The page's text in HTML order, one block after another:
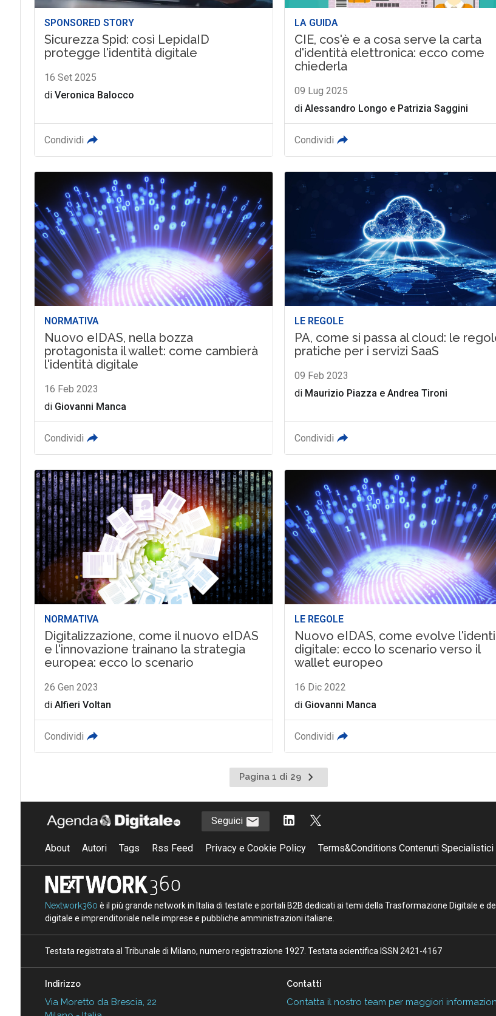
SPONSORED STORY
Sicurezza Spid: così LepidaID
protegge l'identità digitale
16 Set 2025
di Veronica Balocco
Condividi
LA GUIDA
CIE, cos'è e a cosa serve la carta
d'identità elettronica: ecco come
chiederla
09 Lug 2025
diAlessandro Longo e Patrizia Saggini
Condividi
NORMATIVA
Nuovo eIDAS, nella bozza
protagonista il wallet: come cambierà
l'identità digitale
16 Feb 2023
di Giovanni Manca
Condividi
LE REGOLE
PA, come si passa al cloud: le
pratiche per i servizi SaaS
09 Feb 2023
di Maurizio Piazza eAndrea Tironi
Condividi
NORMATIVA
Digitalizzazione, come il nuovo eIDAS
e l'innovazione trainano la strategia
europea: ecco lo scenario
26 Gen 2023
di Alfieri Voltan
Condividi
LE REGOLE
Nuovo eIDAS, come evolve
digitale: ecco lo scenario verso il
wallet europeo
16 Dic 2022
di Giovanni Manca
Condividi
Pagina 1 di 29
Pagina
successiva
Seguici
About Autori Tags Rss Feed Privacy e Cookie Policy Terms&Conditions Contenuti Specialistici
Nextwork360 è il più grande network in Italia di testate e portali B2B dedicati ai temi della Trasformazione Digitale e
digitale e imprenditoriale nelle imprese e pubbliche amministrazioni italiane.
Testata registrata al Tribunale di Milano, numero registrazione 1927. Testata scientifica ISSN 2421-4167
Indirizzo
Via Moretto da Brescia, 22
Contatti
Contatta il nostro team per maggiori